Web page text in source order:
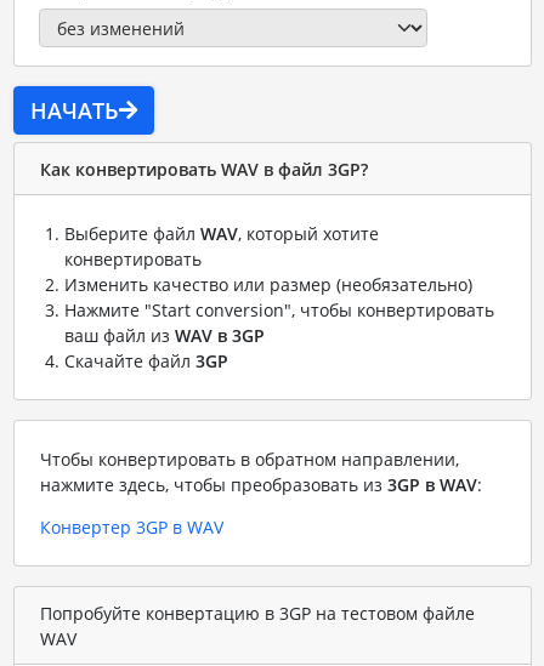
НАЧАТЬ
Как конвертировать WAV в файл 3GP?
Выберите файл WAV, который хотите
конвертировать
Изменить качество или размер (необязательно)
Нажмите "Start conversion", чтобы конвертировать
ваш файл из WAV в 3GP
Скачайте файл 3GP
Чтобы конвертировать в обратном направлении,
нажмите здесь, чтобы преобразовать из 3GP в WAV:
Конвертер 3GP в WAV
Попробуйте конвертацию в 3GP на тестовом файле
WAV